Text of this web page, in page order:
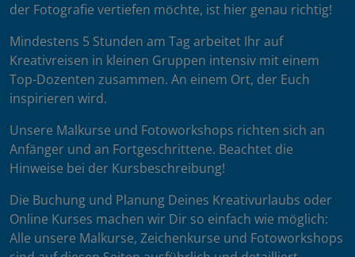
der Fotografie vertiefen möchte, ist hier genau richtig!
Mindestens 5 Stunden am Tag arbeitet Ihr auf
Kreativreisen in kleinen Gruppen intensiv mit einem
Top-Dozenten zusammen. An einem Ort, der Euch
inspirieren wird.
Unsere Malkurse und Fotoworkshops richten sich an
Anfänger und an Fortgeschrittene. Beachtet die
Hinweise bei der Kursbeschreibung!
Die Buchung und Planung Deines Kreativurlaubs oder
Online Kurses machen wir Dir so einfach wie möglich:
Alle unsere Malkurse, Zeichenkurse und Fotoworkshops